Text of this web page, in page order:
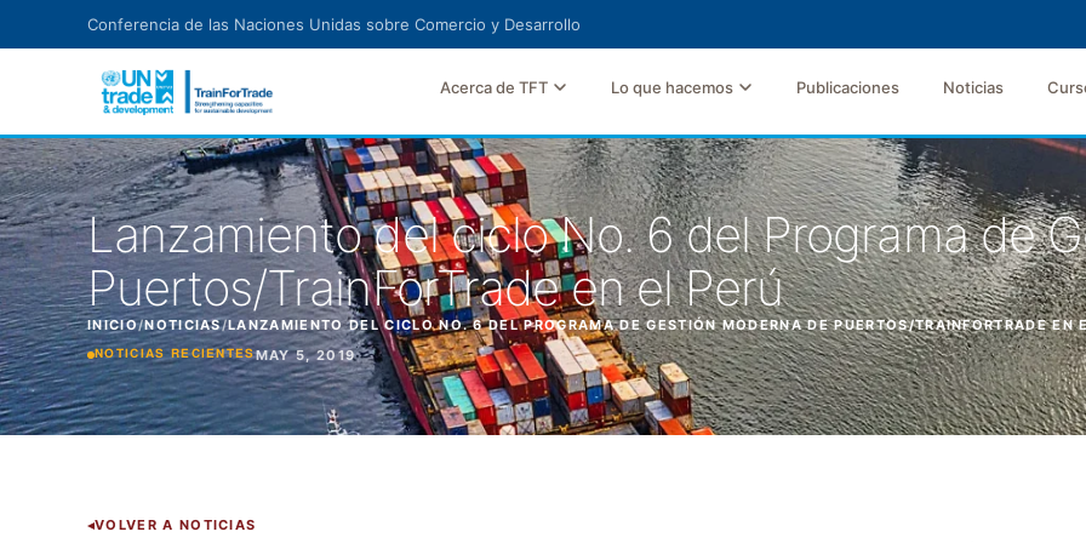
Conferencia de las Naciones Unidas sobre Comercio y Desarrollo
Acerca de TFT Lo que hacemos Publicaciones Noticias
Lanzamiento del ciclo No. 6 del Programa de
Puertos/TrainForTrade en el Perú
INICIO/NOTICIAS/LANZAMIENTO DEL CICLO NO. 6 DEL PROGRAMA DE GESTIÓN MODERNA DE PUERTOS/TRAINFORTRADE EN
NOTICIAS RECIENTESMAY 5, 2019
VOLVER A NOTICIAS